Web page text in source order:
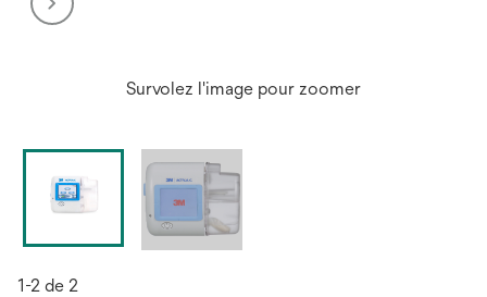
Survolez l'image pour zoomer
1-2 de 2